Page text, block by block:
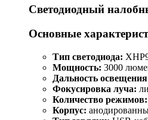
Светодиодный
Основные
Тип светодиода:
Мощность: 3000
Дальность
Фокусировка луча:
Количество режимов:
Корпус: